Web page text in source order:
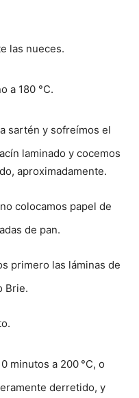
las nueces.
a 180 °C.
sartén y sofreímos el
laminado y cocemos
aproximadamente.
colocamos papel de
de pan.
primero las láminas de
Brie.
minutos a 200 °C, o
derretido, y